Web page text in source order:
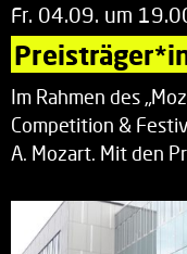
Fr. 04.09. um
Im Rahmen des
Competition &
A. Mozart. Mit den